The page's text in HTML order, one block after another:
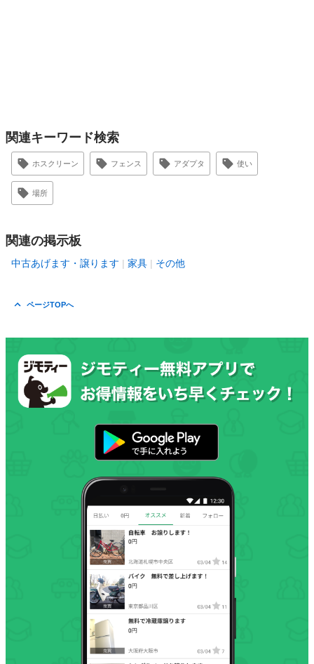
関連キーワード検索
ホスクリーン フェンス アダプタ 使い
場所
関連の掲示板
中古あげます・譲ります 家具 その他
ページTOPへ